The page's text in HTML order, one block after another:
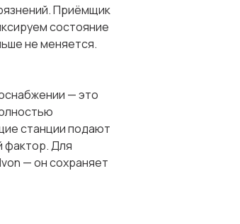
Приёмщик
состояние
не меняется.
— это
станции подают
фактор. Для
— он сохраняет